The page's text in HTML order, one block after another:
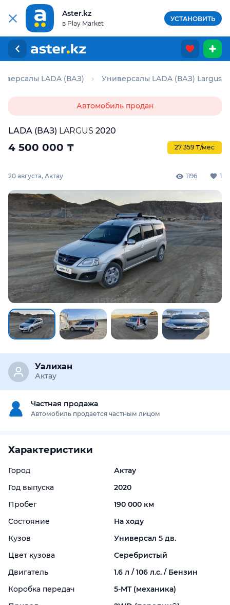
Aster.kz
в Play Market
УСТАНОВИТЬ
LADA (ВАЗ) Универсалы LADA (ВАЗ) Largus
Автомобиль продан
LADA (ВАЗ) LARGUS 2020
4 500 000 ₸ 27 359 ₸/мес
20 августа, Актау 1196 1
Уалихан
Актау
Частная продажа
Автомобиль продается частным лицом
Характеристики
Город
Актау
Год выпуска
2020
Пробег
190 000 км
Состояние
На ходу
Кузов
Универсал 5 дв.
Цвет кузова
Серебристый
Двигатель
1.6 л / 106 л.с. / Бензин
Коробка передач
5-MT (механика)